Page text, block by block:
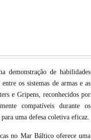
demonstração de habilidades
os sistemas de armas e as
e Gripens, reconhecidos por
compatíveis durante os
uma defesa coletiva eficaz.
no Mar Báltico oferece uma